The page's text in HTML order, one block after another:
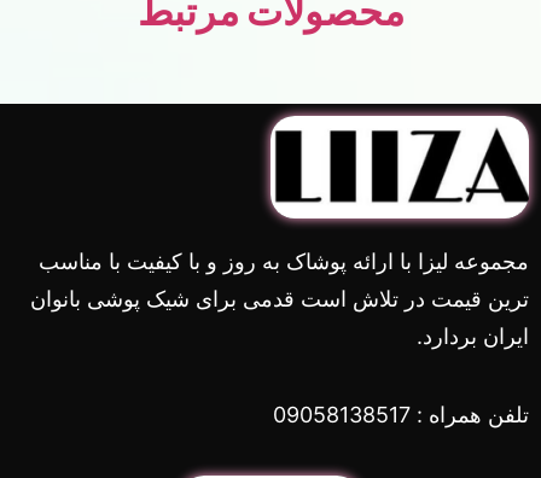
محصولات مرتبط
مجموعه لیزا با ارائه پوشاک به روز و با کیفیت با مناسب
ترین قیمت در تلاش است قدمی برای شیک پوشی بانوان
ایران بردارد.
تلفن همراه : 09058138517